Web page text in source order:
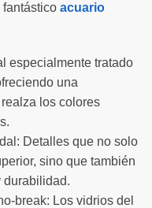
fantástico acuario
especialmente tratado
una
los colores
Detalles que no solo
sino que también
durabilidad.
break: Los vidrios del